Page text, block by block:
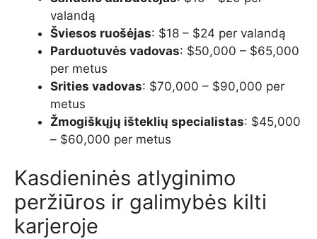
valandą
Šviesos ruošėjas: $18 – $24 per valandą
Parduotuvės vadovas: $50,000 – $65,000
per metus
Srities vadovas: $70,000 – $90,000 per
metus
Žmogiškųjų išteklių specialistas: $45,000
– $60,000 per metus
Kasdieninės atlyginimo
peržiūros ir galimybės kilti
karjeroje